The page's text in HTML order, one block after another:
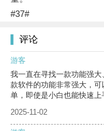
#37#
评论
游客
我一直在寻找一款功能强
款软件的功能非常强大，
单，即使是小白也能快速上
2025-11-02